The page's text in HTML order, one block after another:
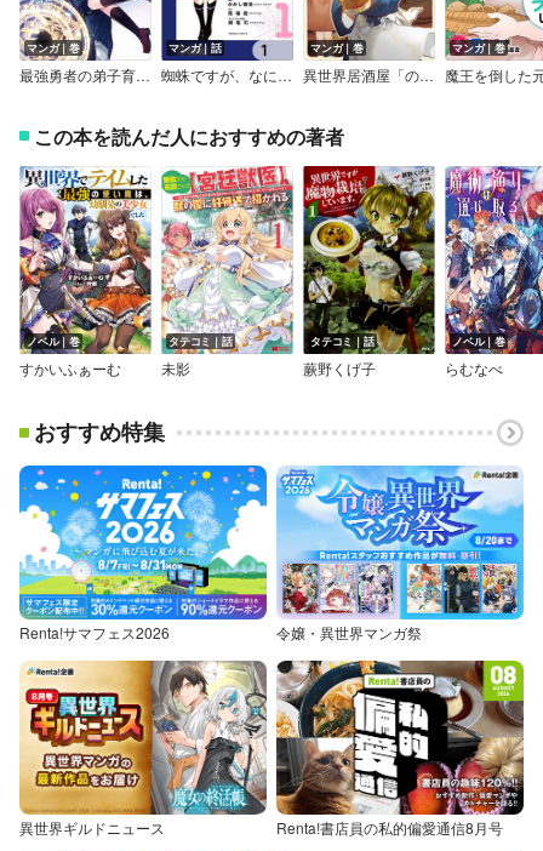
マンガ｜巻
最強勇者の弟子育成計画
マンガ｜話
蜘蛛ですが、なにか？【分冊版】
マンガ｜巻
異世界居酒屋「のぶ」 しのぶと大将の古都ごはん
マンガ｜巻
この本を読んだ人におすすめの著者
ノベル｜巻
すかいふぁーむ
タテコミ｜話
未影
タテコミ｜話
蕨野くげ子
ノベル｜巻
らむなべ
おすすめ特集
Renta!サマフェス2026 令嬢・異世界マンガ祭
異世界ギルドニュース Renta!書店員の私的偏愛通信8月号